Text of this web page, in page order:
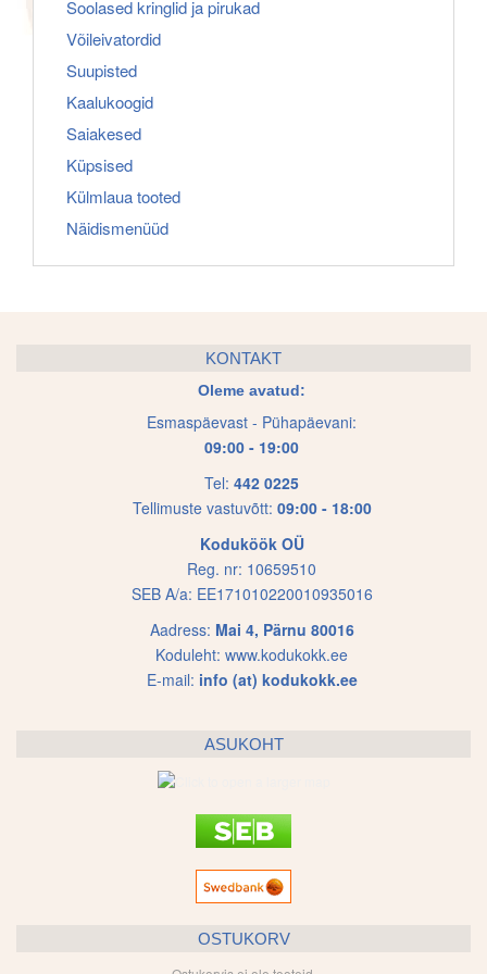
Soolased kringlid ja pirukad
Võileivatordid
Suupisted
Kaalukoogid
Saiakesed
Küpsised
Külmlaua tooted
Näidismenüüd
KONTAKT
Oleme avatud:
Esmaspäevast - Pühapäevani:
09:00 - 19:00
Tel: 442 0225
Tellimuste vastuvõtt: 09:00 - 18:00
Koduköök OÜ
Reg. nr: 10659510
SEB A/a: EE171010220010935016
Aadress: Mai 4, Pärnu 80016
Koduleht: www.kodukokk.ee
E-mail: info (at) kodukokk.ee
ASUKOHT
OSTUKORV